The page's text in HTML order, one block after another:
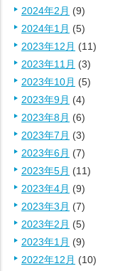
2024年2月 (9)
2024年1月 (5)
2023年12月 (11)
2023年11月 (3)
2023年10月 (5)
2023年9月 (4)
2023年8月 (6)
2023年7月 (3)
2023年6月 (7)
2023年5月 (11)
2023年4月 (9)
2023年3月 (7)
2023年2月 (5)
2023年1月 (9)
2022年12月 (10)